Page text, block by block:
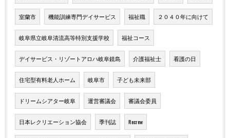
室蘭市 機能訓練専門デイサービス 福祉職 ２０４０年に向けて
岐阜県立岐阜清流高等特別支援学校 福祉コース
デイサービス・リゾートアロハ岐阜鏡島 介護福祉士 看護の日
住宅型有料老人ホーム 岐阜市 子ども未来部
ドリームシアター岐阜 運営審議会 審議会委員
日本レクリエーション協会 季刊誌 Recrew